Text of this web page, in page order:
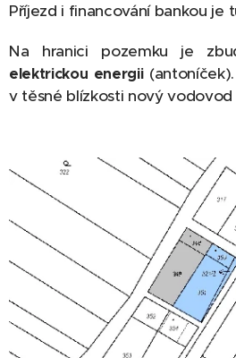
Příjezd i financování bankou je
Na hranici pozemku je
elektrickou energii
v těsné blízkosti nový vodovod